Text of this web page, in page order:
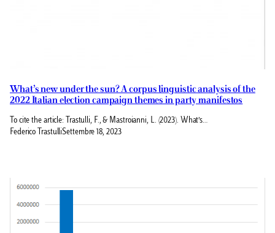
What’s new under the sun? A corpus linguistic analysis of the
2022 Italian election campaign themes in party manifestos
To cite the article: Trastulli, F., & Mastroianni, L. (2023). What’s…
Federico TrastulliSettembre 18, 2023